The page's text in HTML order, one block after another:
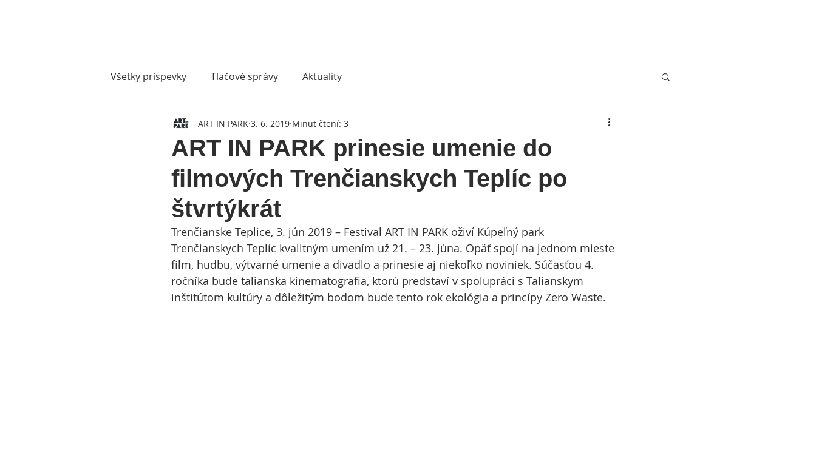
Všetky príspevky Tlačové správy Aktuality
ART IN PARK prinesie umenie do
filmových Trenčianskych Teplíc po
štvrtýkrát
ART IN PARK 3. 6. 2019 Minut čtení: 3
Trenčianske Teplice, 3. jún 2019 – Festival ART IN PARK oživí Kúpeľný park
Trenčianskych Teplíc kvalitným umením už 21. – 23. júna. Opäť spojí na jednom mieste
film, hudbu, výtvarné umenie a divadlo a prinesie aj niekoľko noviniek. Súčasťou 4.
ročníka bude talianska kinematografia, ktorú predstaví v spolupráci s Talianskym
inštitútom kultúry a dôležitým bodom bude tento rok ekológia a princípy Zero Waste.